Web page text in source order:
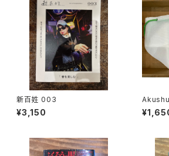
新百姓 003
¥3,150
Akushu